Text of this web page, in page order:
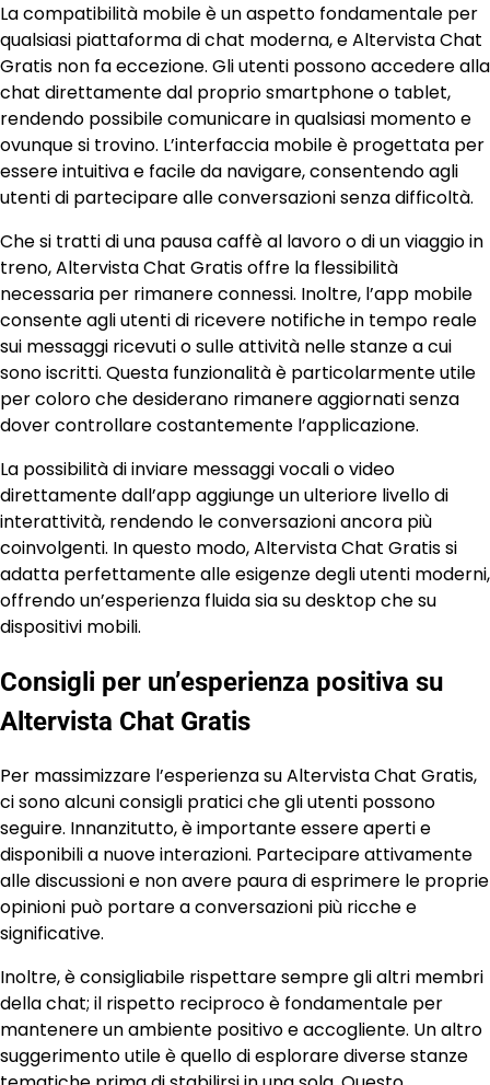
La compatibilità mobile è un aspetto fondamentale per
qualsiasi piattaforma di chat moderna, e Altervista Chat
Gratis non fa eccezione. Gli utenti possono accedere alla
chat direttamente dal proprio smartphone o tablet,
rendendo possibile comunicare in qualsiasi momento e
ovunque si trovino. L’interfaccia mobile è progettata per
essere intuitiva e facile da navigare, consentendo agli
utenti di partecipare alle conversazioni senza difficoltà.
Che si tratti di una pausa caffè al lavoro o di un viaggio in
treno, Altervista Chat Gratis offre la flessibilità
necessaria per rimanere connessi. Inoltre, l’app mobile
consente agli utenti di ricevere notifiche in tempo reale
sui messaggi ricevuti o sulle attività nelle stanze a cui
sono iscritti. Questa funzionalità è particolarmente utile
per coloro che desiderano rimanere aggiornati senza
dover controllare costantemente l’applicazione.
La possibilità di inviare messaggi vocali o video
direttamente dall’app aggiunge un ulteriore livello di
interattività, rendendo le conversazioni ancora più
coinvolgenti. In questo modo, Altervista Chat Gratis si
adatta perfettamente alle esigenze degli utenti moderni,
offrendo un’esperienza fluida sia su desktop che su
dispositivi mobili.
Consigli per un’esperienza positiva su
Altervista Chat Gratis
Per massimizzare l’esperienza su Altervista Chat Gratis,
ci sono alcuni consigli pratici che gli utenti possono
seguire. Innanzitutto, è importante essere aperti e
disponibili a nuove interazioni. Partecipare attivamente
alle discussioni e non avere paura di esprimere le proprie
opinioni può portare a conversazioni più ricche e
significative.
Inoltre, è consigliabile rispettare sempre gli altri membri
della chat; il rispetto reciproco è fondamentale per
mantenere un ambiente positivo e accogliente. Un altro
suggerimento utile è quello di esplorare diverse stanze